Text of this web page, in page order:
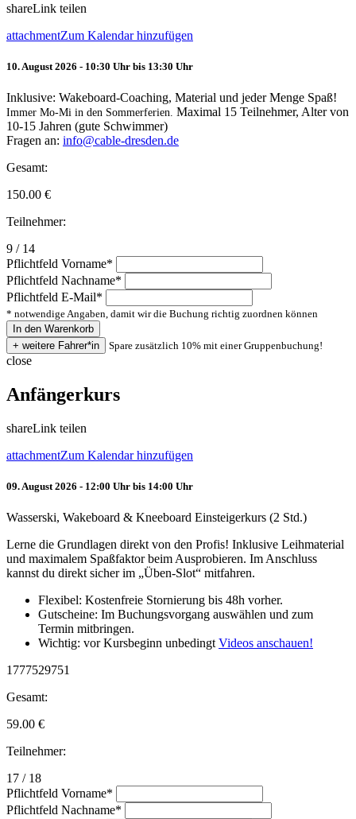
shareLink teilen
attachmentZum Kalendar hinzufügen
10. August 2026 - 10:30 Uhr bis 13:30 Uhr
Inklusive: Wakeboard-Coaching, Material und jeder Menge Spaß!
Immer Mo-Mi in den Sommerferien. Maximal 15 Teilnehmer, Alter von
10-15 Jahren (gute Schwimmer)
Fragen an: info@cable-dresden.de
Gesamt:
150.00 €
Teilnehmer:
9 / 14
Pflichtfeld Vorname*
Pflichtfeld Nachname*
Pflichtfeld E-Mail*
* notwendige Angaben, damit wir die Buchung richtig zuordnen können
Spare zusätzlich 10% mit einer Gruppenbuchung!
close
Anfängerkurs
shareLink teilen
attachmentZum Kalendar hinzufügen
09. August 2026 - 12:00 Uhr bis 14:00 Uhr
Wasserski, Wakeboard & Kneeboard Einsteigerkurs (2 Std.)
Lerne die Grundlagen direkt von den Profis! Inklusive Leihmaterial
und maximalem Spaßfaktor beim Ausprobieren. Im Anschluss
kannst du direkt sicher im „Üben-Slot“ mitfahren.
Flexibel: Kostenfreie Stornierung bis 48h vorher.
Gutscheine: Im Buchungsvorgang auswählen und zum
Termin mitbringen.
Wichtig: vor Kursbeginn unbedingt Videos anschauen!
1777529751
Gesamt:
59.00 €
Teilnehmer:
17 / 18
Pflichtfeld Vorname*
Pflichtfeld Nachname*